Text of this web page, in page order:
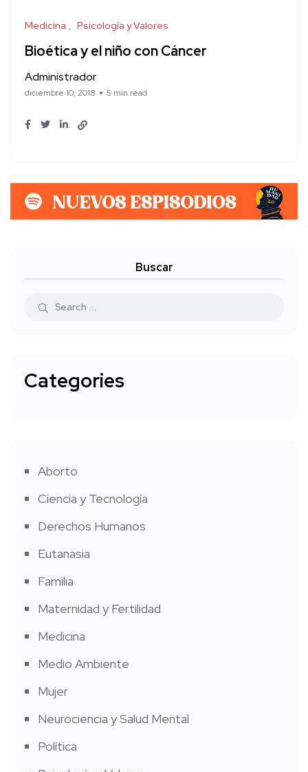
Medicina Psicología y Valores
Bioética y el niño con Cáncer
Administrador
diciembre 10, 2018 5 min read
Buscar
Categories
Aborto
Ciencia y Tecnología
Derechos Humanos
Eutanasia
Familia
Maternidad y Fertilidad
Medicina
Medio Ambiente
Mujer
Neurociencia y Salud Mental
Política